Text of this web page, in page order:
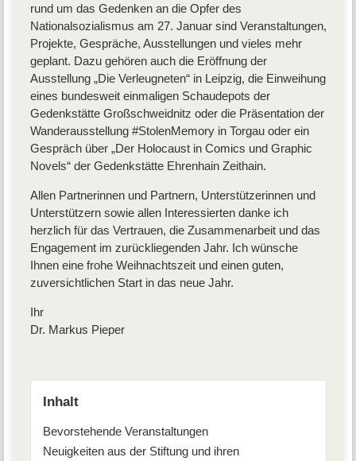
rund um das Gedenken an die Opfer des
Nationalsozialismus am 27. Januar sind Veranstaltungen,
Projekte, Gespräche, Ausstellungen und vieles mehr
geplant. Dazu gehören auch die Eröffnung der
Ausstellung „Die Verleugneten“ in Leipzig, die Einweihung
eines bundesweit einmaligen Schaudepots der
Gedenkstätte Großschweidnitz oder die Präsentation der
Wanderausstellung #StolenMemory in Torgau oder ein
Gespräch über „Der Holocaust in Comics und Graphic
Novels“ der Gedenkstätte Ehrenhain Zeithain.
Allen Partnerinnen und Partnern, Unterstützerinnen und
Unterstützern sowie allen Interessierten danke ich
herzlich für das Vertrauen, die Zusammenarbeit und das
Engagement im zurückliegenden Jahr. Ich wünsche
Ihnen eine frohe Weihnachtszeit und einen guten,
zuversichtlichen Start in das neue Jahr.
Ihr
Dr. Markus Pieper
Inhalt
Bevorstehende Veranstaltungen
Neuigkeiten aus der Stiftung und ihren